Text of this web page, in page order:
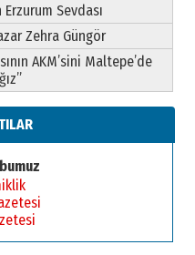
Sevdası
Zehra Güngör
AKM’sini Maltepe’de